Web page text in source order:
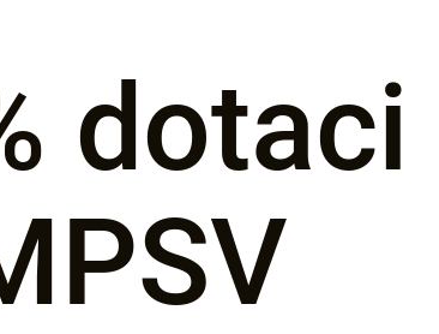
dotaci